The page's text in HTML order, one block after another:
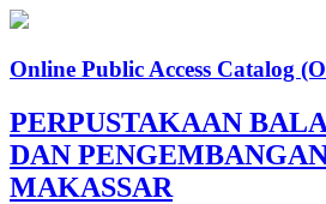
Online Public Access Catalog
PERPUSTAKAAN
DAN
MAKASSAR